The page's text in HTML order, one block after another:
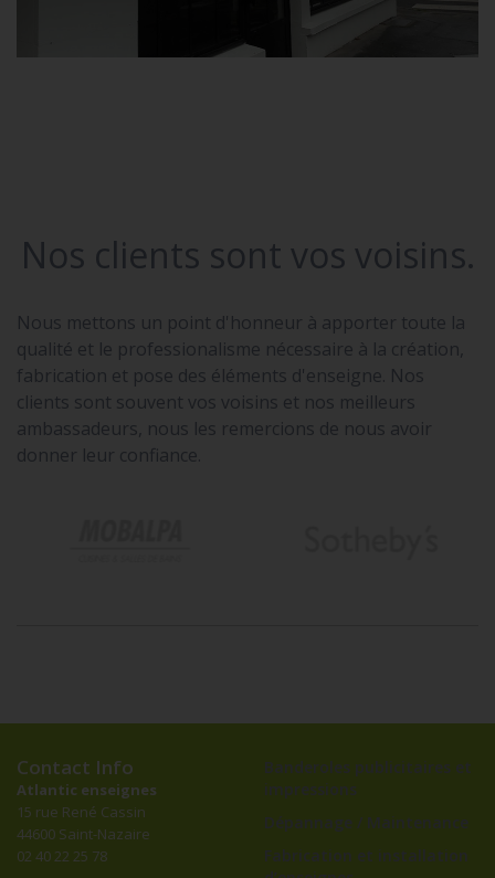
Nous mettons un point d'honneur à apporter toute la
qualité et le professionalisme nécessaire à la création,
fabrication et pose des éléments d'enseigne. Nos
clients sont souvent vos voisins et nos meilleurs
ambassadeurs, nous les remercions de nous avoir
Contact Info
Atlantic enseignes
15 rue René Cassin
Banderoles publicitaires et
impressions
Dépannage / Maintenance